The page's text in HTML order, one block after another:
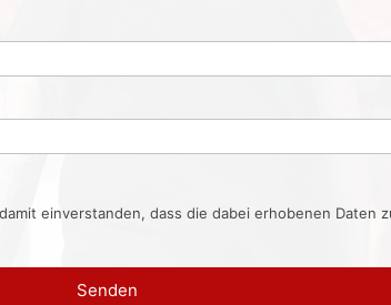
einverstanden, dass die dabei erhobenen Daten
Senden